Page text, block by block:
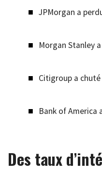
JPMorgan a
Morgan Stanley
Citigroup a chuté
Bank of America
Des taux